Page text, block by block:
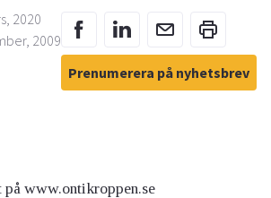
2020
2009
Prenumerera på nyhetsbrev
på www.ontikroppen.se